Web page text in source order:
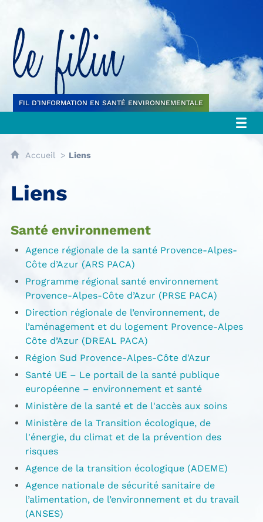
FIL D’INFORMATION EN SANTÉ ENVIRONNEMENTALE
Accueil Liens
Liens
Santé environnement
Agence régionale de la santé Provence-Alpes-
Côte d’Azur (ARS PACA)
Programme régional santé environnement
Provence-Alpes-Côte d’Azur (PRSE PACA)
Direction régionale de l’environnement, de
l’aménagement et du logement Provence-Alpes
Côte d’Azur (DREAL PACA)
Région Sud Provence-Alpes-Côte d'Azur
Santé UE – Le portail de la santé publique
européenne – environnement et santé
Ministère de la santé et de l'accès aux soins
Ministère de la Transition écologique, de
l'énergie, du climat et de la prévention des
risques
Agence de la transition écologique (ADEME)
Agence nationale de sécurité sanitaire de
l’alimentation, de l’environnement et du travail
(ANSES)